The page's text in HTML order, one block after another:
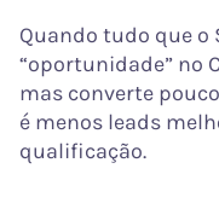
Quando tudo que o
“oportunidade” no
mas converte
é menos leads
qualificação.